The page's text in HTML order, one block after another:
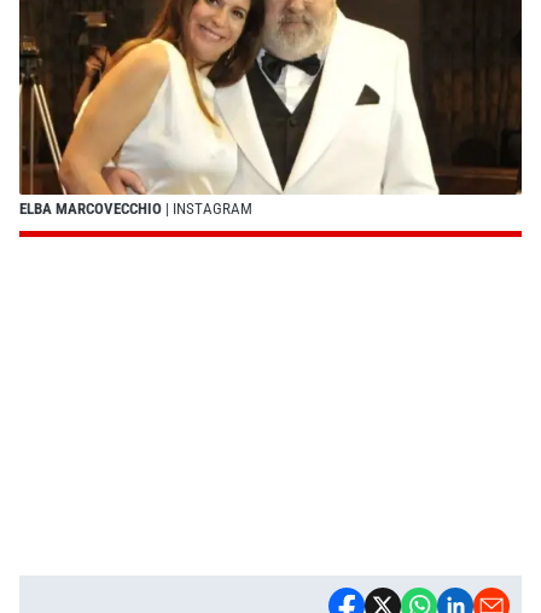
ELBA MARCOVECCHIO | INSTAGRAM